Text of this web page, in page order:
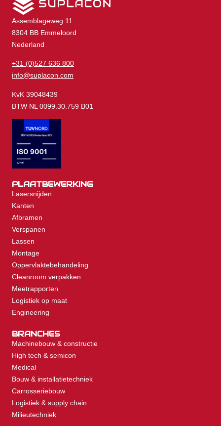
Assemblageweg 11
8304 BB Emmeloord
Nederland
+31 (0)527 636 800
info@suplacon.com
KvK 39048439
BTW NL 0099.30.759 B01
PLAATBEWERKING
Lasersnijden
Kanten
Afbramen
Verspanen
Lassen
Montage
Oppervlaktebehandeling
Cleanroom verpakken
Meetrapporten
Logistiek op maat
Engineering
BRANCHES
Machinebouw & constructie
High tech & semicon
Medical
Bouw & installatietechniek
Carrosseriebouw
Logistiek & supply chain
Milieutechniek